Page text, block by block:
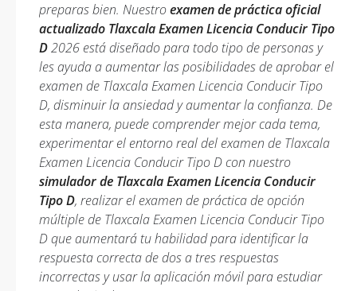
preparas bien. Nuestroexamen de práctica oficial
actualizado Tlaxcala Examen Licencia Conducir Tipo
D2026 está diseñado para todo tipo de personas y
les ayuda a aumentar las posibilidades de aprobar el
examen de Tlaxcala Examen Licencia Conducir Tipo
D, disminuir la ansiedad y aumentar la confianza. De
esta manera, puede comprender mejor cada tema,
experimentar el entorno real del examen de Tlaxcala
Examen Licencia Conducir Tipo D con nuestro
simulador de Tlaxcala Examen Licencia Conducir
Tipo D, realizar el examen de práctica de opción
múltiple de Tlaxcala Examen Licencia Conducir Tipo
D que aumentará tu habilidad para identificar la
respuesta correcta de dos a tres respuestas
incorrectas y usar la aplicación móvil para estudiar